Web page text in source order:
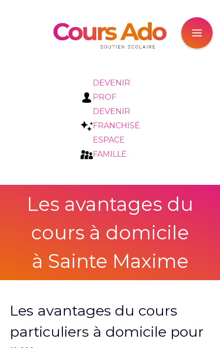
DEVENIR
PROF
DEVENIR
FRANCHISÉ
ESPACE
FAMILLE
Les avantages du
cours à domicile
à Sainte Maxime
Les avantages du cours
particuliers à domicile pour